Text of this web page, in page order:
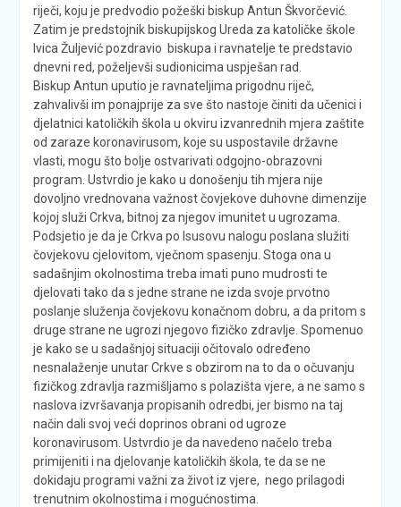
riječi, koju je predvodio požeški biskup Antun Škvorčević.
Zatim je predstojnik biskupijskog Ureda za katoličke škole
Ivica Žuljević pozdravio biskupa i ravnatelje te predstavio
dnevni red, poželjevši sudionicima uspješan rad.
Biskup Antun uputio je ravnateljima prigodnu riječ,
zahvalivši im ponajprije za sve što nastoje činiti da učenici i
djelatnici katoličkih škola u okviru izvanrednih mjera zaštite
od zaraze koronavirusom, koje su uspostavile državne
vlasti, mogu što bolje ostvarivati odgojno-obrazovni
program. Ustvrdio je kako u donošenju tih mjera nije
dovoljno vrednovana važnost čovjekove duhovne dimenzije
kojoj služi Crkva, bitnoj za njegov imunitet u ugrozama.
Podsjetio je da je Crkva po Isusovu nalogu poslana služiti
čovjekovu cjelovitom, vječnom spasenju. Stoga ona u
sadašnjim okolnostima treba imati puno mudrosti te
djelovati tako da s jedne strane ne izda svoje prvotno
poslanje služenja čovjekovu konačnom dobru, a da pritom s
druge strane ne ugrozi njegovo fizičko zdravlje. Spomenuo
je kako se u sadašnjoj situaciji očitovalo određeno
nesnalaženje unutar Crkve s obzirom na to da o očuvanju
fizičkog zdravlja razmišljamo s polazišta vjere, a ne samo s
naslova izvršavanja propisanih odredbi, jer bismo na taj
način dali svoj veći doprinos obrani od ugroze
koronavirusom. Ustvrdio je da navedeno načelo treba
primijeniti i na djelovanje katoličkih škola, te da se ne
dokidaju programi važni za život iz vjere, nego prilagodi
trenutnim okolnostima i mogućnostima.